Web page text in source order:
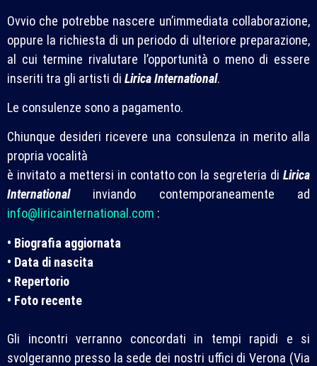
Ovvio che potrebbe nascere un’immediata collaborazione,
oppure la richiesta di un periodo di ulteriore preparazione,
al cui termine rivalutare l’opportunità o meno di essere
inseriti tra gli artisti di Lirica International.
Le consulenze sono a pagamento.
Chiunque desideri ricevere una consulenza in merito alla
propria vocalità
è invitato a mettersi in contatto con la segreteria di Lirica
International inviando contemporaneamente ad
info@liricainternational.com :
• Biografia aggiornata
• Data di nascita
• Repertorio
• Foto recente
Gli incontri verranno concordati in tempi rapidi e si
svolgeranno presso la sede dei nostri uffici di Verona (Via